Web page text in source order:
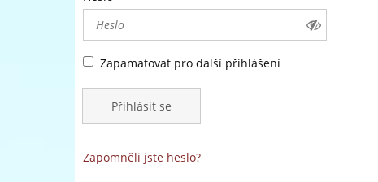
a
medailí
Zapamatovat pro další přihlášení
Přihlásit se
Zapomněli jste heslo?